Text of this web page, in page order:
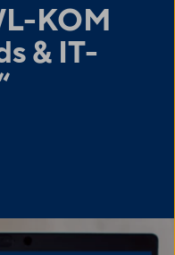
KOM
& IT-